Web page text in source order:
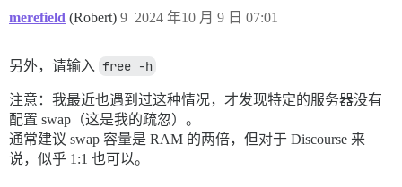
merefield (Robert) 2024 年10 月 9 日 07:01
9
另外，请输入 free -h
注意：我最近也遇到过这种情况，才发现特定的服务器没有
配置 swap（这是我的疏忽）。
通常建议 swap 容量是 RAM 的两倍，但对于 Discourse 来
说，似乎 1:1 也可以。